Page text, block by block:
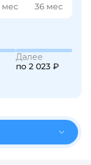
мес 36 мес
Далее
по 2 023 ₽